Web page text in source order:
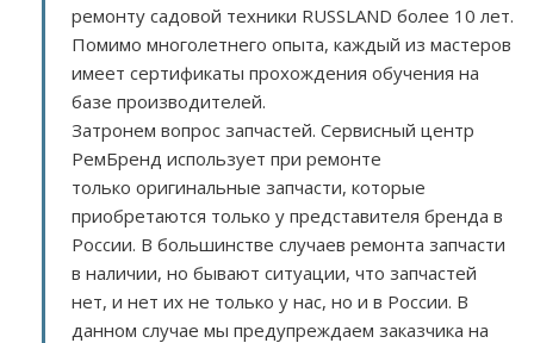
ремонту садовой техники RUSSLAND более 10 лет.
Помимо многолетнего опыта, каждый из мастеров
имеет сертификаты прохождения обучения на
базе производителей.
Затронем вопрос запчастей. Сервисный центр
РемБренд использует при ремонте
только оригинальные запчасти, которые
приобретаются только у представителя бренда в
России. В большинстве случаев ремонта запчасти
в наличии, но бывают ситуации, что запчастей
нет, и нет их не только у нас, но и в России. В
данном случае мы предупреждаем заказчика на